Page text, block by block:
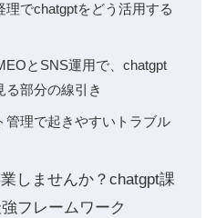
理でchatgptをどう活用する
とSNS運用で、chatgpt
る部分の線引き
管理で起きやすいトラブル
しませんか？chatgpt課
フレームワーク